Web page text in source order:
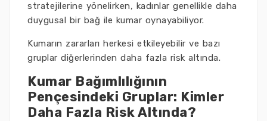
stratejilerine yönelirken, kadınlar genellikle daha
duygusal bir bağ ile kumar oynayabiliyor.
Kumarın zararları herkesi etkileyebilir ve bazı
gruplar diğerlerinden daha fazla risk altında.
Kumar Bağımlılığının
Pençesindeki Gruplar: Kimler
Daha Fazla Risk Altında?